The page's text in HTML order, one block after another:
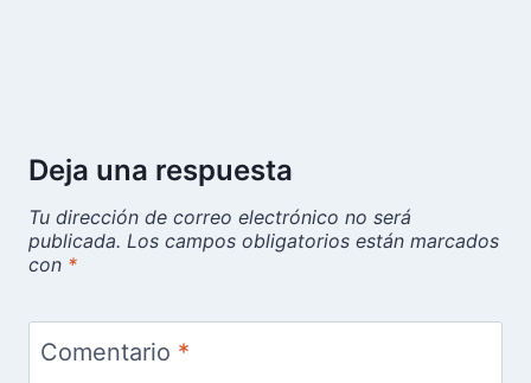
Deja una respuesta
Tu dirección de correo electrónico no será
publicada. Los campos obligatorios están marcados
con *
Comentario *